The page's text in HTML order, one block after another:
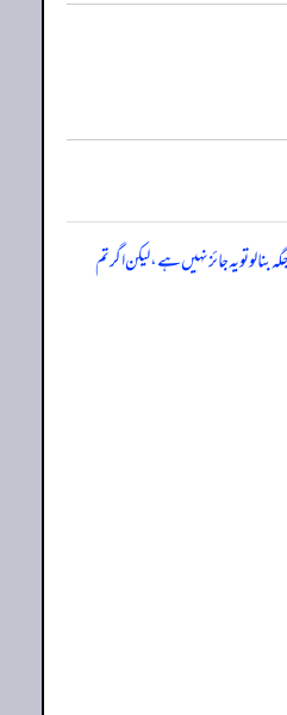
لو تو یہ جائز نہیں ہے، لیکن اگر تم